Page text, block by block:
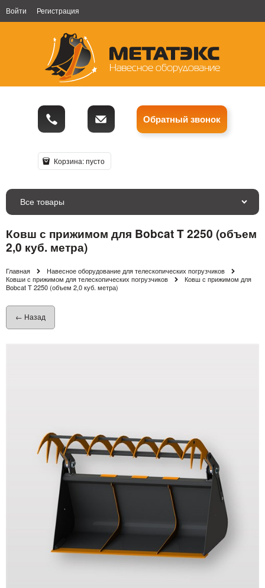
Войти Регистрация
Обратный звонок
Корзина:пусто
Все товары
Ковш с прижимом для Bobcat T 2250 (объем
2,0 куб. метра)
Главная
Навесное оборудование для телескопических погрузчиков
Ковши с прижимом для телескопических погрузчиков
Ковш с прижимом для
Bobcat T 2250 (объем 2,0 куб. метра)
← Назад